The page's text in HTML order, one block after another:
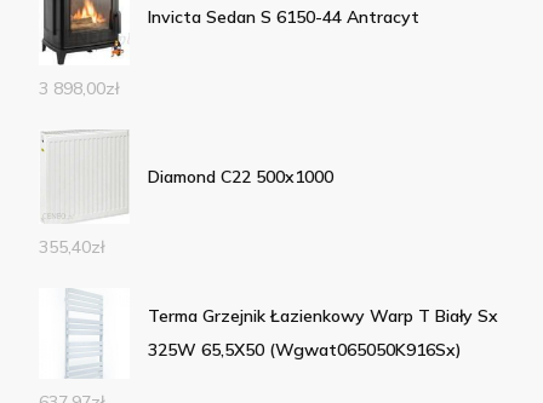
Invicta Sedan S 6150-44 Antracyt
3 898,00zł
Diamond C22 500x1000
355,40zł
Terma Grzejnik Łazienkowy Warp T Biały Sx
325W 65,5X50 (Wgwat065050K916Sx)